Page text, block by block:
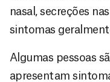
nasal, secreções
sintomas
Algumas pessoas
apresentam